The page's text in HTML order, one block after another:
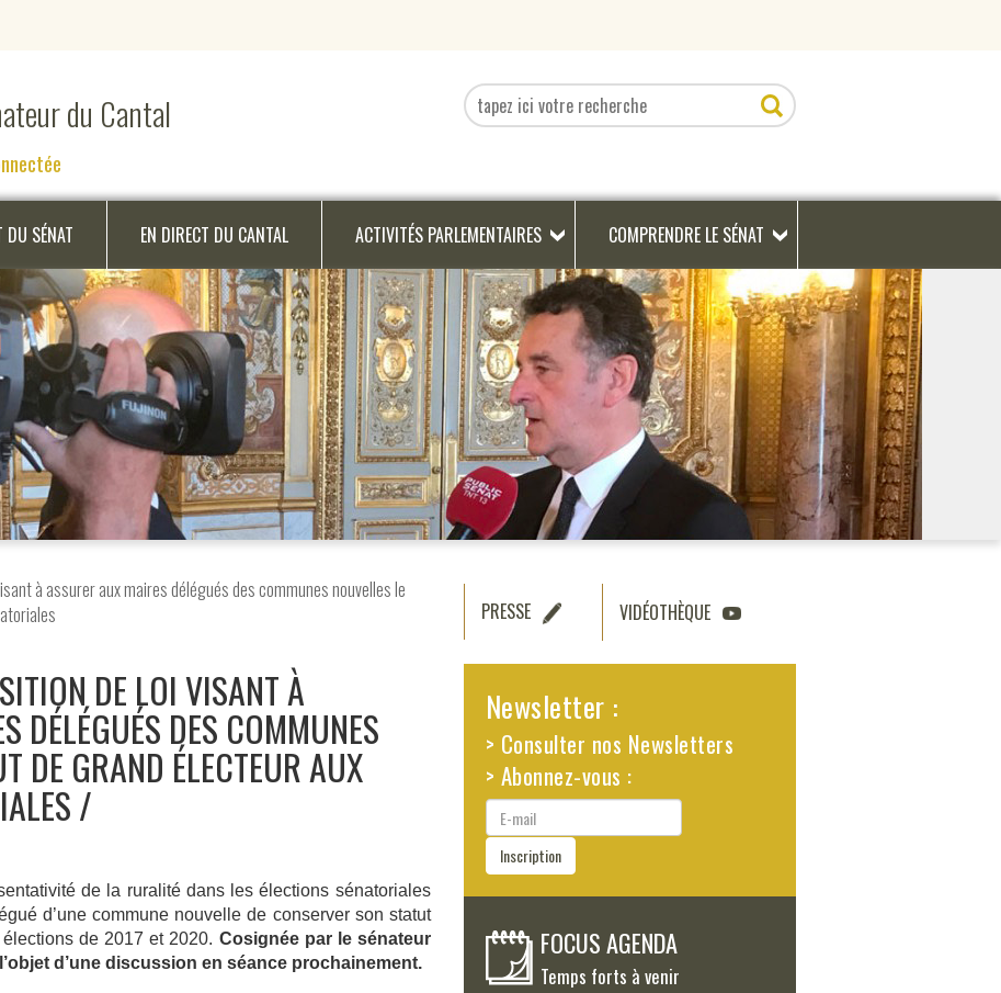
du Cantal
DU SÉNAT EN DIRECT DU CANTAL ACTIVITÉS PARLEMENTAIRES COMPRENDRE LE SÉNAT
à assurer aux maires délégués des communes nouvelles le
DE LOI VISANT À
DÉLÉGUÉS DES COMMUNES
DE GRAND ÉLECTEUR AUX
de la ruralité dans les élections sénatoriales
d’une commune nouvelle de conserver son statut
de 2017 et 2020. Cosignée par le sénateur
d’une discussion en séance prochainement.
PRESSE VIDÉOTHÈQUE
Newsletter :
> Consulter nos Newsletters
> Abonnez-vous :
E-
mail
Inscription
FOCUS AGENDA
Temps forts à venir